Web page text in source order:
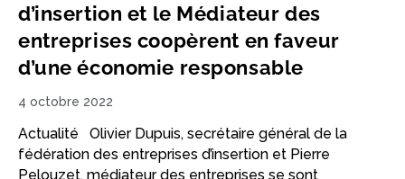
d’insertion et le Médiateur des
entreprises coopèrent en faveur
d’une économie responsable
4 octobre 2022
Actualité Olivier Dupuis, secrétaire général de la
fédération des entreprises d’insertion et Pierre
Pelouzet, médiateur des entreprises se sont